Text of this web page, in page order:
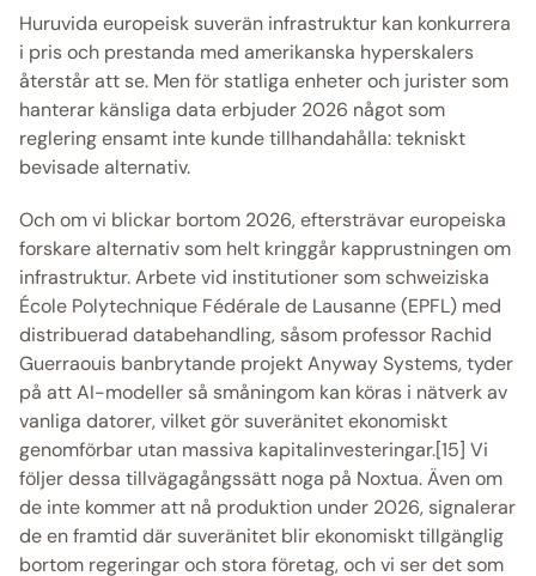
Huruvida europeisk suverän infrastruktur kan konkurrera
i pris och prestanda med amerikanska hyperskalers
återstår att se. Men för statliga enheter och jurister som
hanterar känsliga data erbjuder 2026 något som
reglering ensamt inte kunde tillhandahålla: tekniskt
bevisade alternativ.
Och om vi blickar bortom 2026, eftersträvar europeiska
forskare alternativ som helt kringgår kapprustningen om
infrastruktur. Arbete vid institutioner som schweiziska
École Polytechnique Fédérale de Lausanne (EPFL) med
distribuerad databehandling, såsom professor Rachid
Guerraouis banbrytande projekt Anyway Systems, tyder
på att AI-modeller så småningom kan köras i nätverk av
vanliga datorer, vilket gör suveränitet ekonomiskt
genomförbar utan massiva kapitalinvesteringar.[15] Vi
följer dessa tillvägagångssätt noga på Noxtua. Även om
de inte kommer att nå produktion under 2026, signalerar
de en framtid där suveränitet blir ekonomiskt tillgänglig
bortom regeringar och stora företag, och vi ser det som